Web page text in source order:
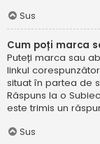
Sus
Cum poți marca
Puteți marca sau
linkul
situat în partea de
Răspuns la o
este trimis un
Sus